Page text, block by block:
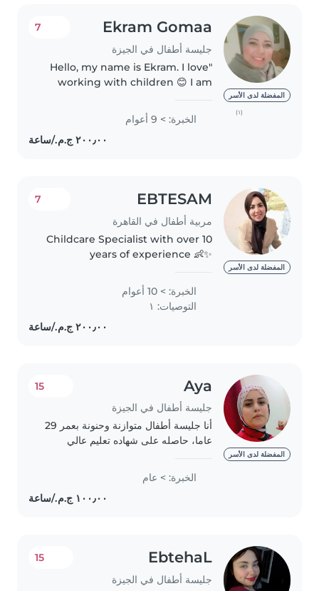
المفضلة لدى الأسر
(١)
Ekram Gomaa
جليسة أطفال في الجيزة
7
"Hello, my name is Ekram. I love
working with children 😊 I am
help with meals, playing, and
homework. I would be happy to
take care of your children..
الخبرة: > 9 أعوام
المفضلة لدى الأسر
EBTESAM
مربية أطفال في القاهرة
7
Childcare Specialist with over 10
years of experience 👶✨
children's development through
creative activities and play 🎨
Skilled in creating a safe, caring,..
الخبرة: > 10 أعوام
التوصيات: ١
المفضلة لدى الأسر
Aya
جليسة أطفال في الجيزة
15
أنا جليسة أطفال متوازنة وحنونة بعمر 29
عاما، حاصله على شهاده تعليم عالي
لدي خبرة في رعاية الأطفال من مختلف
الأعمار - من الرضع إلى المراهقين. أنا
الخبرة: > عام
EbtehaL
جليسة أطفال في الجيزة
15